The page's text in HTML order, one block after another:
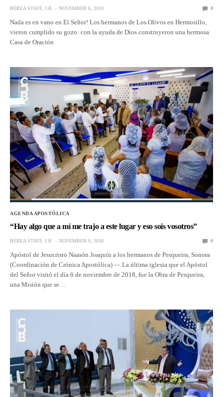
BEREA STAFF, J.R. NOVEMBER 6, 2018 0
Nada es en vano en El Señor! Los hermanos de Los Olivos en Hermosillo,
vieron cumplido su gozo: con la ayuda de Dios construyeron una hermosa
Casa de Oración
AGENDA APOSTÓLICA
“Hay algo que a mí me trajo a este lugar y eso sois vosotros”
BEREA STAFF, J.R. NOVEMBER 6, 2018 0
Apóstol de Jesucristo Naasón Joaquín a los hermanos de Pesqueira, Sonora
(Coordinación de Crónica Apostólica) — La última iglesia que el Apóstol
del Señor visitó el día 6 de noviembre de 2018, fue la Obra de Pesqueira,
una Misión que se…